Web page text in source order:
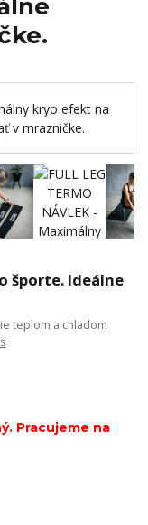
športe. Ideálne
teplom a chladom
Pracujeme na